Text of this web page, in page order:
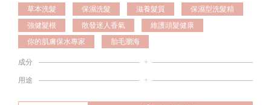
草本洗髮 保濕洗髮 滋養髮質
保濕型洗髮精
強健髮根
散發迷人香氣
維護頭髮健康
你的肌膚保水專家
胎毛瀏海
成分 +
用途 +